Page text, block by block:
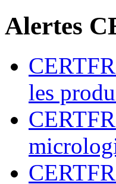
Alertes
les